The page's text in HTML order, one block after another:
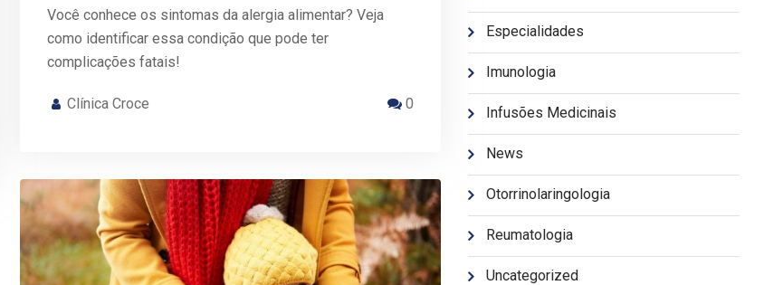
Você conhece os sintomas da alergia alimentar? Veja
como identificar essa condição que pode ter
complicações fatais!
Clínica Croce 0
Especialidades
Imunologia
Infusões Medicinais
News
Otorrinolaringologia
Reumatologia
Uncategorized